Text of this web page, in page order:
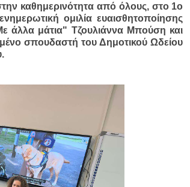
καθημερινότητα από όλους, στο 1ο
ομιλία ευαισθητοποίησης
μάτια" Τζουλιάννα Μπούση και
σπουδαστή του Δημοτικού Ωδείου